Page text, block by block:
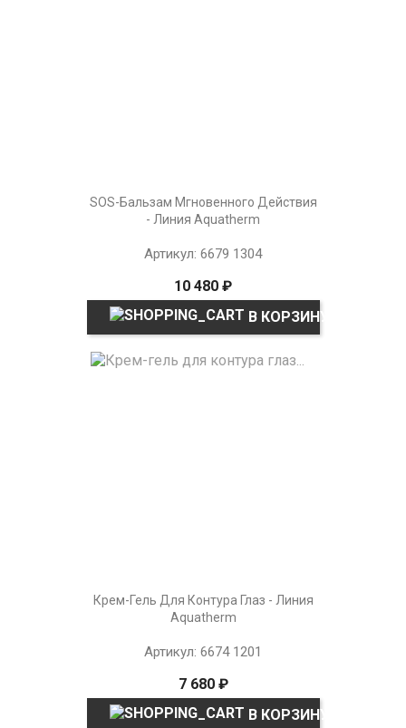
SOS-Бальзам Мгновенного Действия
- Линия Aquatherm
Артикул: 6679 1304
10 480 ₽
В КОРЗИНУ
Крем-Гель Для Контура Глаз - Линия
Aquatherm
Артикул: 6674 1201
7 680 ₽
В КОРЗИНУ